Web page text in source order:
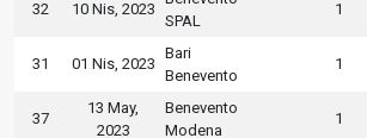
32 10 Nis, 2023
SPAL
1
31 01 Nis, 2023
Bari
Benevento
1
37
13 May,
2023
Benevento
Modena
1